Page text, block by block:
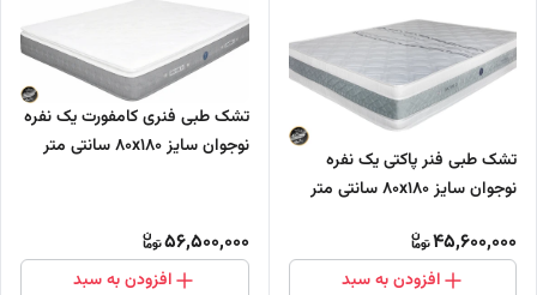
تشک طبی فنر پاکتی یک نفره
نوجوان سایز 80x180 سانتی متر
45,600,000
افزودن به سبد
تشک طبی فنری کامفورت یک نفره
نوجوان سایز 80x180 سانتی متر
56,500,000
افزودن به سبد